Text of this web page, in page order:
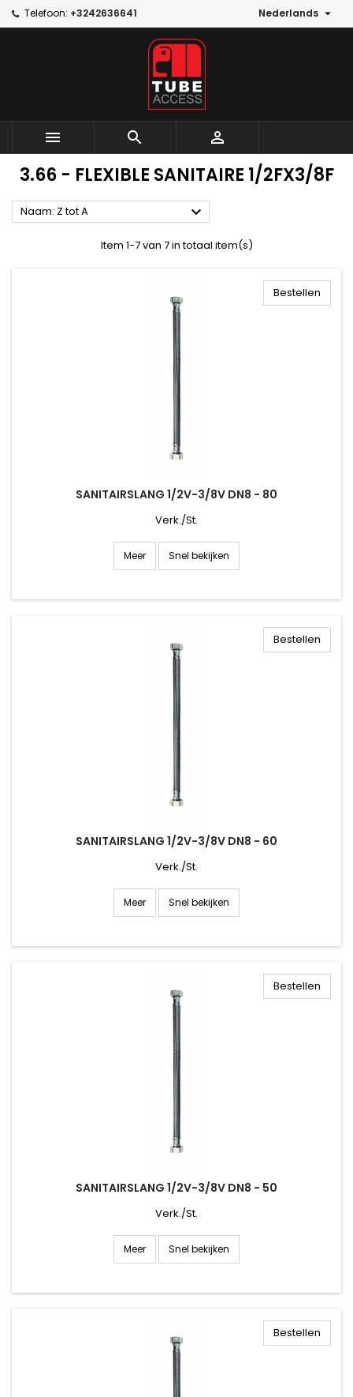
Telefoon: +3242636641 Nederlands 
  
3.66 - FLEXIBLE SANITAIRE 1/2FX3/8F
Naam: Z tot A 
Item 1-7 van 7 in totaal item(s)
SANITAIRSLANG 1/2V-3/8V DN8 - 80
Verk./St.
Meer Snel bekijken
Bestellen
SANITAIRSLANG 1/2V-3/8V DN8 - 60
Verk./St.
Meer Snel bekijken
Bestellen
SANITAIRSLANG 1/2V-3/8V DN8 - 50
Verk./St.
Meer Snel bekijken
Bestellen
Bestellen